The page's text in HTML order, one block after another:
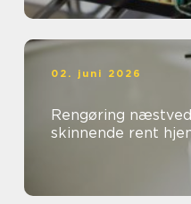
02. juni 2026
Rengøring næstved sådan får du et
skinnende rent